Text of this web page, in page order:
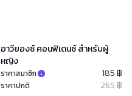
อาวียองซ์ คอนฟิเดนซ์ สำหรับผู้
หญิง
ราคาสมาชิก 185 ฿
ราคาปกติ 265 ฿